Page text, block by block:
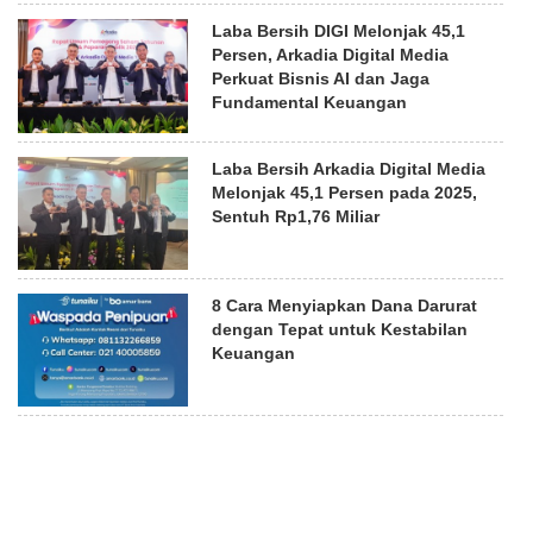
Laba Bersih DIGI Melonjak 45,1
Persen, Arkadia Digital Media
Perkuat Bisnis AI dan Jaga
Fundamental Keuangan
Laba Bersih Arkadia Digital Media
Melonjak 45,1 Persen pada 2025,
Sentuh Rp1,76 Miliar
8 Cara Menyiapkan Dana Darurat
dengan Tepat untuk Kestabilan
Keuangan